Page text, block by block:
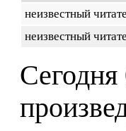
неизвестный
неизвестный
Сегодня